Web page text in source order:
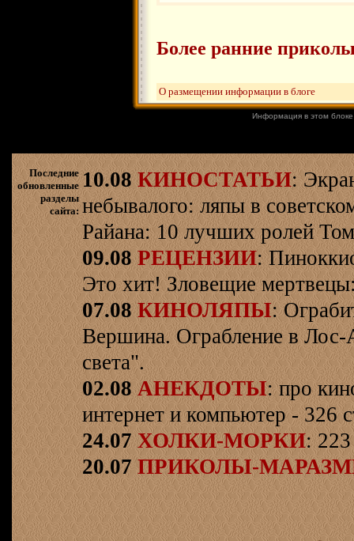
Более ранние
О размещении информации в блоге
Информация в этом
Последние
обновленные
разделы
сайта:
10.08 КИНОСТАТЬИ:
небывалого: ляпы в
Райана: 10 лучших ролей
09.08 РЕЦЕНЗИИ:
Это хит! Зловещие
07.08 КИНОЛЯПЫ:
Вершина. Ограбление в
света".
02.08 АНЕКДОТЫ: про
интернет и компьютер - 326
24.07 ХОЛКИ-МОРКИ: 223
20.07 ПРИКОЛЫ-